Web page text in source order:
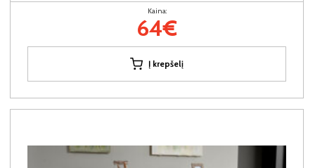
Kaina:
64€
Į krepšelį